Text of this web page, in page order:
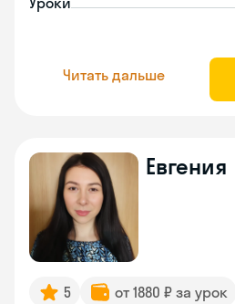
Читать дальше
Евгения
5 от 1880 ₽ за урок